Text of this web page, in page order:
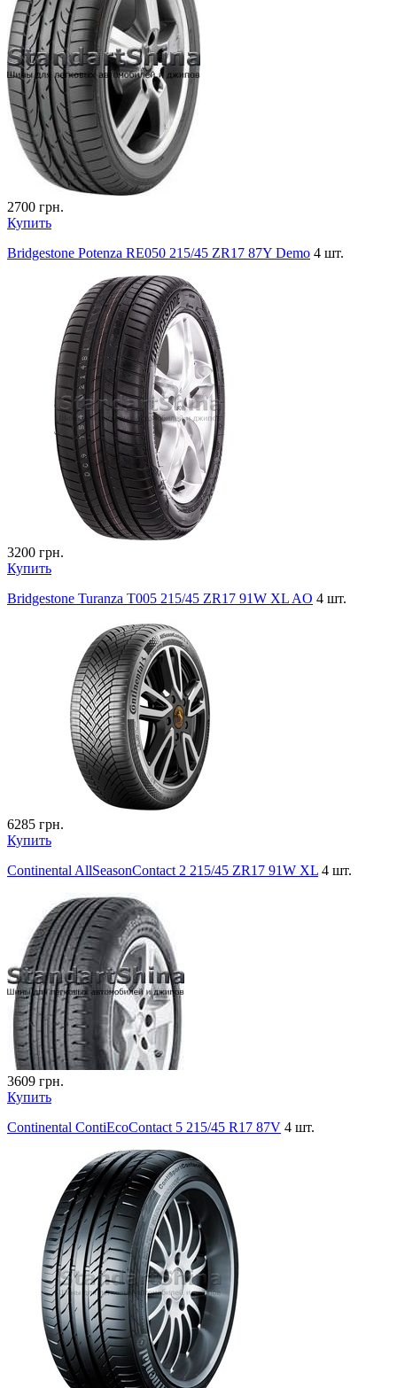
2700 грн.
Купить
Bridgestone Potenza RE050 215/45 ZR17 87Y Demo 4 шт.
3200 грн.
Купить
Bridgestone Turanza T005 215/45 ZR17 91W XL AO 4 шт.
6285 грн.
Купить
Continental AllSeasonContact 2 215/45 ZR17 91W XL 4 шт.
3609 грн.
Купить
Continental ContiEcoContact 5 215/45 R17 87V 4 шт.